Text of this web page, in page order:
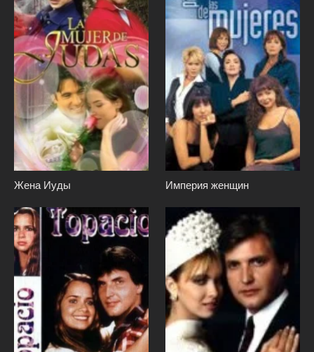
Жена Иуды Империя женщин